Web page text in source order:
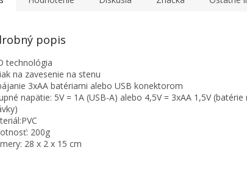
popis
technológia
na zavesenie na stenu
3xAA batériami alebo USB konektorom
napätie: 5V = 1A (USB-A) alebo 4,5V = 3xAA 1,5V
200g
28 x 2 x 15 cm